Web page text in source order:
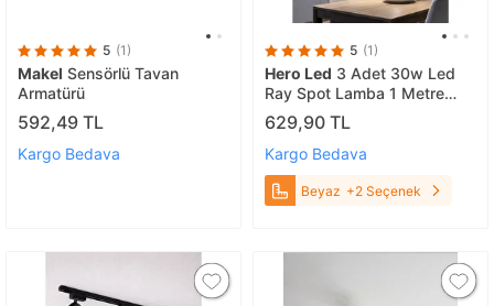
5 (1)
Makel Sensörlü Tavan
Armatürü
592,49 TL
Kargo Bedava
5 (1)
Hero Led 3 Adet 30w Led
Ray Spot Lamba 1 Metre
Raylı Mağaza Ve Vitrin
Armatürü Siyah Kasa Beyaz
629,90 TL
Kargo Bedava
Beyaz +2 Seçenek